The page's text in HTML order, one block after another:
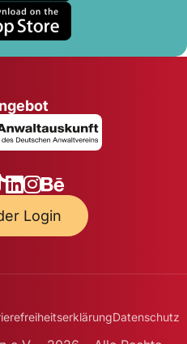
Login
Datenschutz